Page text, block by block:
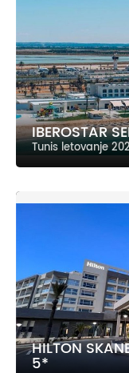
IBEROSTAR
Tunis letovanje
HILTON
5*